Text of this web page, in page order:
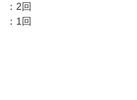
：2回
：1回